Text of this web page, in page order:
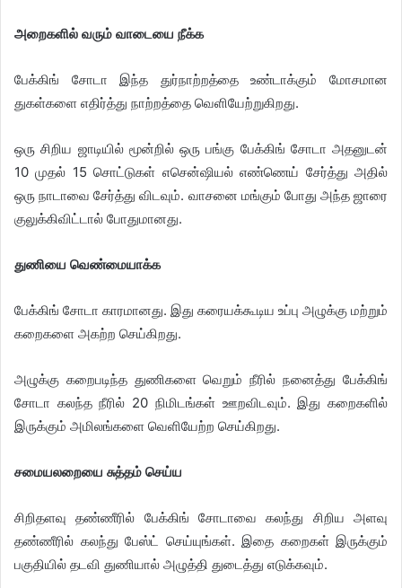
அறைகளில் வரும் வாடையை நீக்க
பேக்கிங் சோடா இந்த துர்நாற்றத்தை உண்டாக்கும் மோசமான
துகள்களை எதிர்த்து நாற்றத்தை வெளியேற்றுகிறது.
ஒரு சிறிய ஜாடியில் மூன்றில் ஒரு பங்கு பேக்கிங் சோடா அதனுடன்
10 முதல் 15 சொட்டுகள் எசென்ஷியல் எண்ணெய் சேர்த்து அதில்
ஒரு நாடாவை சேர்த்து விடவும். வாசனை மங்கும் போது அந்த ஜாரை
குலுக்கிவிட்டால் போதுமானது.
​துணியை வெண்மையாக்க
பேக்கிங் சோடா காரமானது. இது கரையக்கூடிய உப்பு அழுக்கு மற்றும்
கறைகளை அகற்ற செய்கிறது.
அழுக்கு கறைபடிந்த துணிகளை வெறும் நீரில் நனைத்து பேக்கிங்
சோடா கலந்த நீரில் 20 நிமிடங்கள் ஊறவிடவும். இது கறைகளில்
இருக்கும் அமிலங்களை வெளியேற்ற செய்கிறது.
​சமையலறையை சுத்தம் செய்ய
சிறிதளவு தண்ணீரில் பேக்கிங் சோடாவை கலந்து சிறிய அளவு
தண்ணீரில் கலந்து பேஸ்ட் செய்யுங்கள். இதை கறைகள் இருக்கும்
பகுதியில் தடவி துணியால் அழுத்தி துடைத்து எடுக்கவும்.